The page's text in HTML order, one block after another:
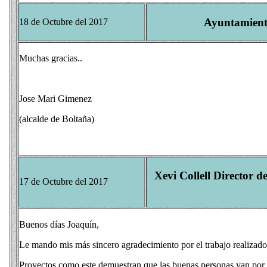
18 de Octubre del 2017
Muchas gracias..
Jose Mari Gimenez
(alcalde de Boltaña)
17 de Octubre del 2017 Xevi Collell Director
Buenos días Joaquín,
Le mando mis más sincero agradecimiento por el trabajo
Proyectos como este demuestran que las buenas personas van